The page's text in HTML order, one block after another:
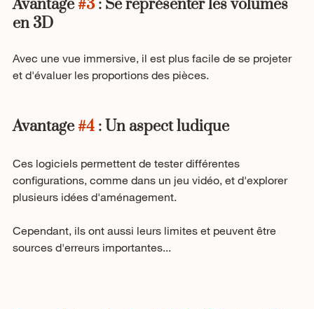
Avantage #3 : Se représenter les volumes
en 3D
Avec une vue immersive, il est plus facile de se projeter
et d'évaluer les proportions des pièces.
Avantage #4 : Un aspect ludique
Ces logiciels permettent de tester différentes
configurations, comme dans un jeu vidéo, et d'explorer
plusieurs idées d'aménagement.
Cependant, ils ont aussi leurs limites et peuvent être
sources d'erreurs importantes...